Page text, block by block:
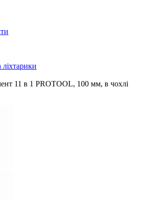
ліхтарики
11 в 1 PROTOOL, 100 мм, в чохлі